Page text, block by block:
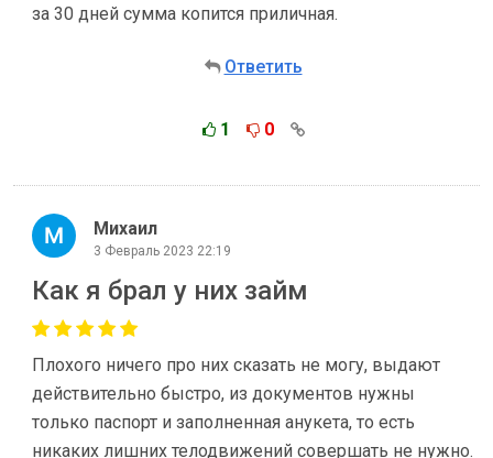
за 30 дней сумма копится приличная.
Ответить
1 0
Михаил
3 Февраль 2023 22:19
Как я брал у них займ
Плохого ничего про них сказать не могу, выдают
действительно быстро, из документов нужны
только паспорт и заполненная анукета, то есть
никаких лишних телодвижений совершать не нужно.